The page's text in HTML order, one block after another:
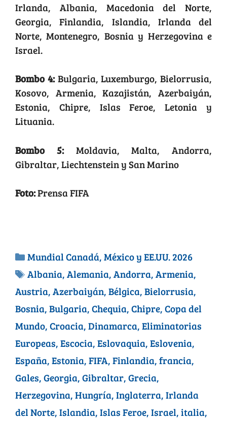
Irlanda, Albania, Macedonia del Norte,
Georgia, Finlandia, Islandia, Irlanda del
Norte, Montenegro, Bosnia y Herzegovina e
Israel.
Bombo 4:Bulgaria, Luxemburgo, Bielorrusia,
Kosovo, Armenia, Kazajistán, Azerbaiyán,
Estonia, Chipre, Islas Feroe, Letonia y
Lituania.
Bombo 5:Moldavia, Malta, Andorra,
Gibraltar, Liechtenstein y San Marino
Foto:Prensa FIFA
Mundial Canadá, México y EE.UU. 2026
Albania,Alemania,Andorra,Armenia,
Austria, Azerbaiyán, Bélgica, Bielorrusia,
Bosnia, Bulgaria, Chequia, Chipre, Copa del
Mundo, Croacia, Dinamarca, Eliminatorias
Europeas, Escocia, Eslovaquia, Eslovenia,
España, Estonia, FIFA, Finlandia, francia,
Gales, Georgia, Gibraltar, Grecia,
Herzegovina, Hungría, Inglaterra, Irlanda
del Norte, Islandia, Islas Feroe, Israel, italia,